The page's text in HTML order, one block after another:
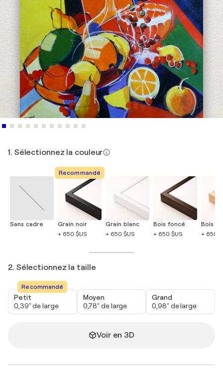
1. Sélectionnez la couleur
Sans cadre
Recommandé
Grain noir
+ 650 $US
Grain blanc
+ 650 $US
Bois foncé
+ 650 $US
Bois
+ 650
2. Sélectionnez la taille
Recommandé
Petit
0,39" de large
Moyen
0,78" de large
Grand
0,98" de large
Voir en 3D